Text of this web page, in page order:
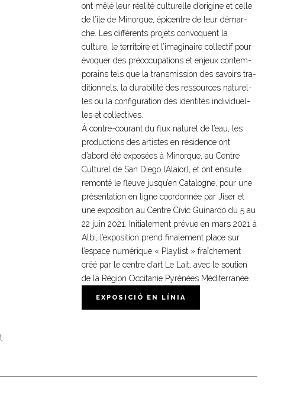
ont mêlé leur réa­lité cultu­relle d’ori­gine et celle
de l’île de Minorque, épicentre de leur démar­
che. Les dif­fé­rents pro­jets convo­quent la
culture, le ter­ri­toire et l’ima­gi­naire col­lec­tif pour
évoquer des préoc­cu­pa­tions et enjeux contem­
po­rains tels que la trans­mis­sion des savoirs tra­
di­tion­nels, la dura­bi­lité des res­sour­ces natu­rel­
les ou la confi­gu­ra­tion des iden­ti­tés indi­vi­duel­
les et col­lec­ti­ves.
À contre-cou­rant du flux natu­rel de l’eau, les
pro­duc­tions des artis­tes en rési­dence ont
d’abord été expo­sées à Minorque, au Centre
Culturel de San Diego (Alaior), et ont ensuite
remonté le fleuve jusqu’en Catalogne, pour une
pré­sen­ta­tion en ligne coor­don­née par Jiser et
une expo­si­tion au Centre Cívic Guinardó du 5 au
22 juin 2021. Initialement prévue en mars 2021 à
Albi, l’expo­si­tion prend fina­le­ment place sur
l’espace numé­ri­que « Playlist » fraî­che­ment
créé par le centre d’art Le Lait, avec le sou­tien
de la Région Occitanie Pyrénées Méditerranée.
EXPOSICIÓ EN LÍNIA